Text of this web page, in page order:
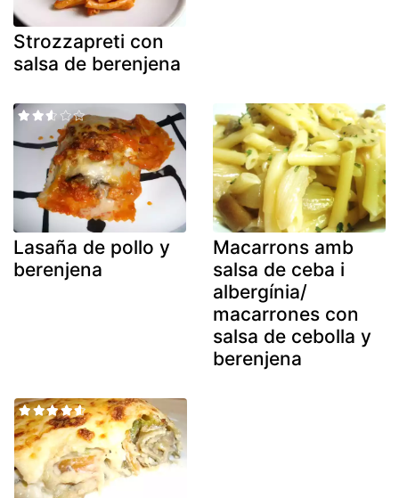
Strozzapreti con
salsa de berenjena
Lasaña de pollo y
berenjena
Macarrons amb
salsa de ceba i
albergínia/
macarrones con
salsa de cebolla y
berenjena